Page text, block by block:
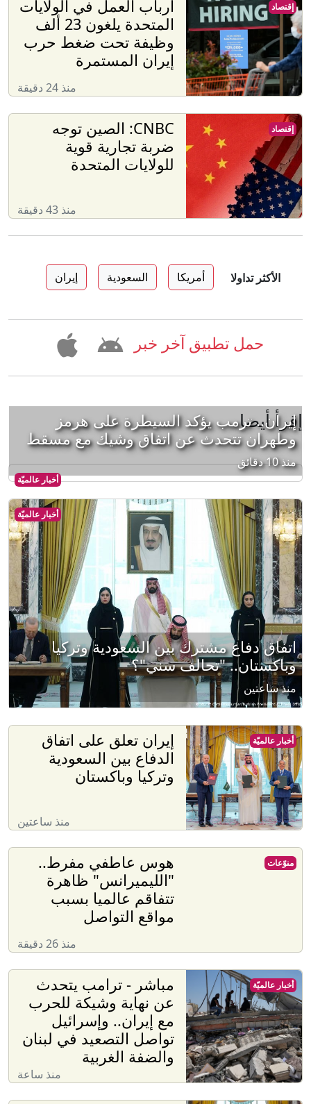
أرباب العمل في الولايات
المتحدة يلغون 23 ألف
وظيفة تحت ضغط حرب
إيران المستمرة
منذ 24 دقيقة
إقتصاد
CNBC: الصين توجه
ضربة تجارية قوية
للولايات المتحدة
منذ 43 دقيقة
إقتصاد
الأكثر تداولا أمريكا السعودية إيران
حمل تطبيق آخر خبر
إقرأ أيضا
أخبار عالميّة
إيران.. ترمب يؤكد السيطرة على هرمز
وطهران تتحدث عن اتفاق وشيك مع مسقط
منذ 10 دقائق
أخبار عالميّة
اتفاق دفاع مشترك بين السعودية وتركيا
وباكستان.. "تحالف سني"؟
منذ ساعتين
إيران تعلق على اتفاق
الدفاع بين السعودية
وتركيا وباكستان
منذ ساعتين
أخبار عالميّة
هوس عاطفي مفرط..
"الليميرانس" ظاهرة
تتفاقم عالميا بسبب
مواقع التواصل
منذ 26 دقيقة
منوّعات
مباشر - ترامب يتحدث
عن نهاية وشيكة للحرب
مع إيران.. وإسرائيل
تواصل التصعيد في لبنان
والضفة الغربية
منذ ساعة
أخبار عالميّة